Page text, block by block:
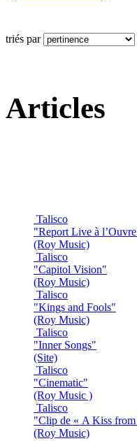
triés par
Articles
Talisco
"Report Live à
(Roy Music)
Talisco
"Capitol Vision"
(Roy Music)
Talisco
"Kings and Fools"
(Roy Music)
Talisco
"Inner Songs"
(Site)
Talisco
"Cinematic"
(Roy Music )
Talisco
"Clip de « A Kiss
(Roy Music)